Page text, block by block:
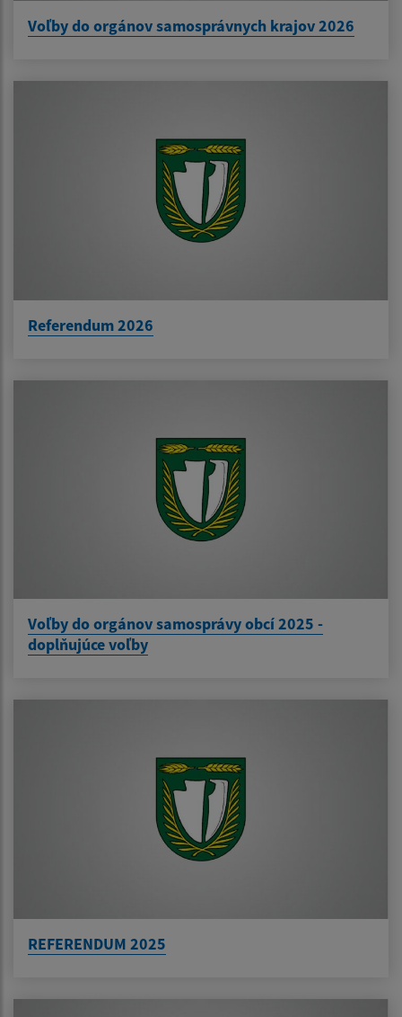
Voľby do orgánov samosprávnych krajov 2026
Referendum 2026
Voľby do orgánov samosprávy obcí 2025 -
doplňujúce voľby
REFERENDUM 2025